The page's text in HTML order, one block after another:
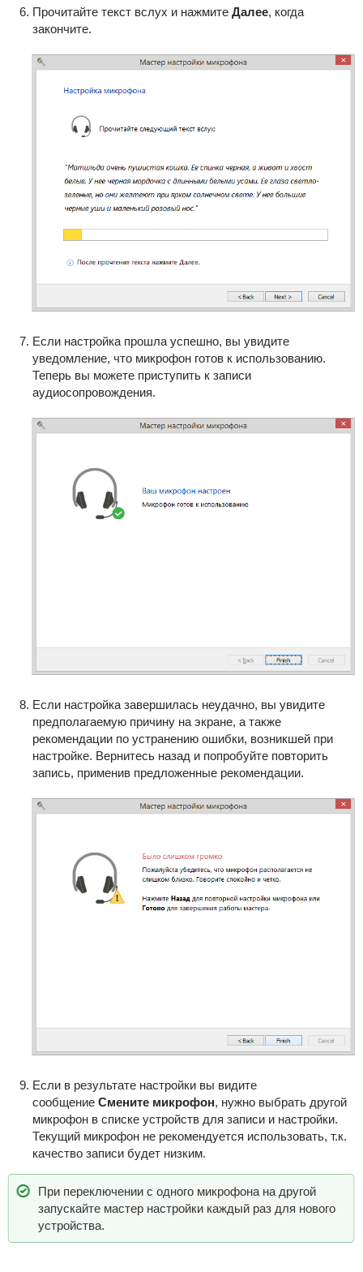
Прочитайте текст вслух и нажмите Далее, когда
закончите.
Если настройка прошла успешно, вы увидите
уведомление, что микрофон готов к использованию.
Теперь вы можете приступить к записи
аудиосопровождения.
Если настройка завершилась неудачно, вы увидите
предполагаемую причину на экране, а также
рекомендации по устранению ошибки, возникшей при
настройке. Вернитесь назад и попробуйте повторить
запись, применив предложенные рекомендации.
Если в результате настройки вы видите
сообщение Смените микрофон, нужно выбрать другой
микрофон в списке устройств для записи и настройки.
Текущий микрофон не рекомендуется использовать, т.к.
качество записи будет низким.
При переключении с одного микрофона на другой
запускайте мастер настройки каждый раз для нового
устройства.